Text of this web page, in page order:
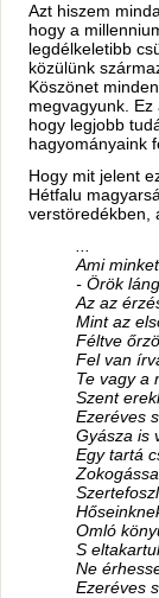
Azt hiszem
hogy a
legdélkeletibb
közülünk
Köszönet
megvagyunk.
hogy legjobb
hagyományaink
Hogy mit jelent
Hétfalu
verstöredékben,
Ami
- Örök
Az az
Mint az
Féltve
Fel van
Te vagy a
Szent
Ezeréves
Gyásza is
Egy tartá
Omló
S
Ne
Ezeréves